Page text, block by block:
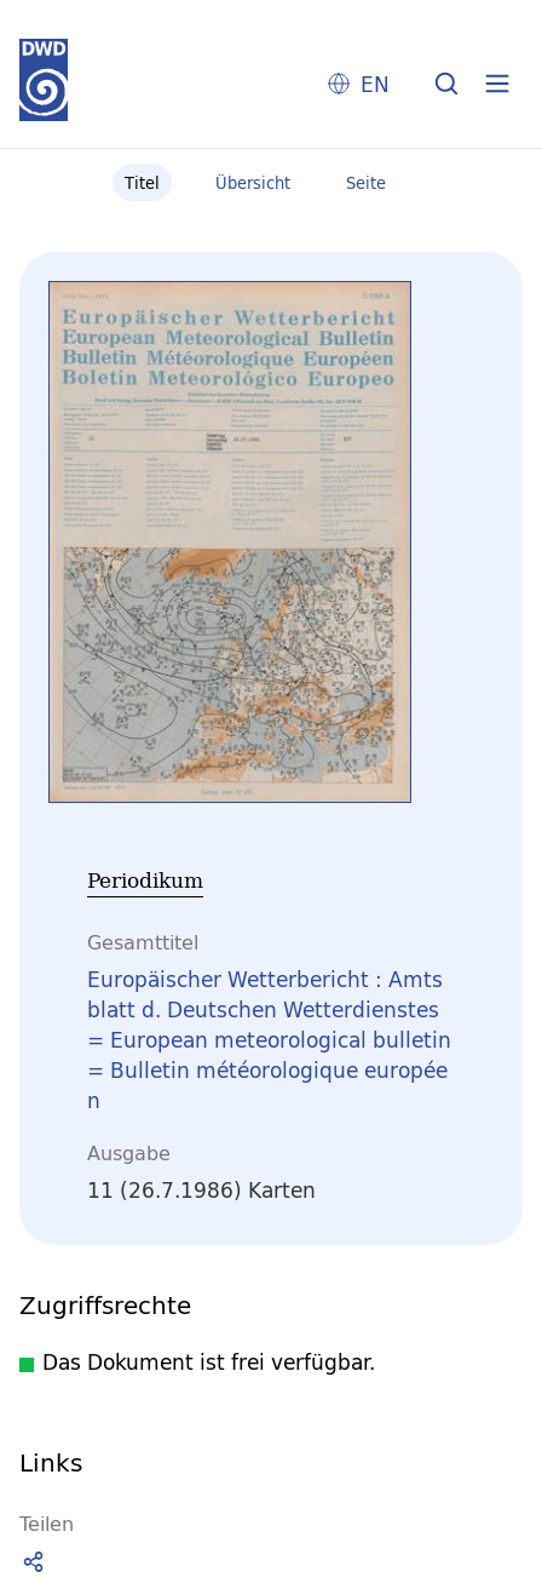
EN
Titel Übersicht Seite
Periodikum
Gesamttitel
Europäischer Wetterbericht : Amts
blatt d. Deutschen Wetterdienstes
= European meteorological bulletin
= Bulletin météorologique europée
n
Ausgabe
11 (26.7.1986) Karten
Zugriffsrechte
Das Dokument ist frei verfügbar.
Links
Teilen